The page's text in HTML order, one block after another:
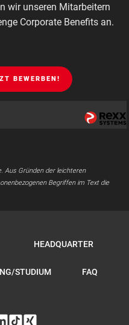
wir unseren Mitarbeitern
Corporate Benefits an.
BEWERBEN!
Aus Gründen der leichteren
Begriffen im Text die
HEADQUARTER
STUDIUM FAQ